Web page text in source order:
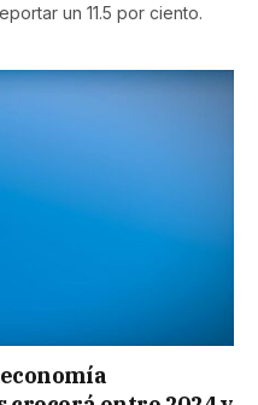
un 11.5 por ciento.